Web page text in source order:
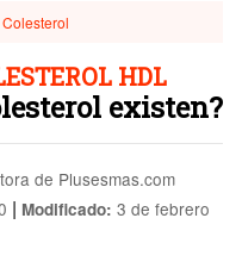
Colesterol
HDL
existen?
de Plusesmas.com
| Modificado: 3 de febrero